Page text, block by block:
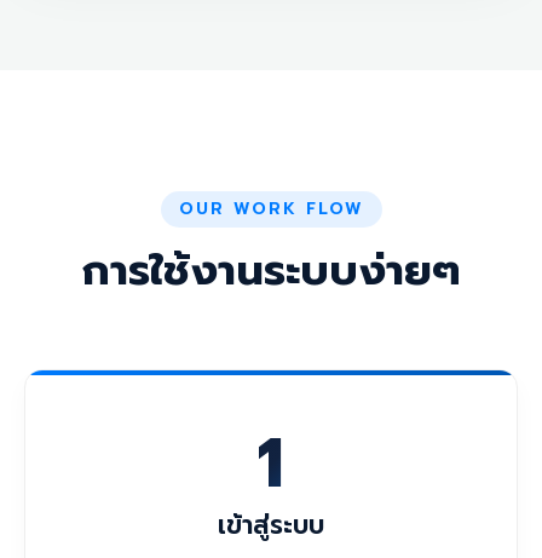
OUR WORK FLOW
การใช้งานระบบง่ายๆ
1
เข้าสู่ระบบ